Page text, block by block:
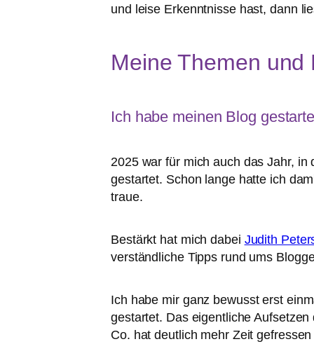
und leise Erkenntnisse hast, dann
Meine Themen und
Ich habe meinen Blog
2025 war für mich auch das Jahr,
gestartet. Schon lange hatte ich
traue.
Bestärkt hat mich dabei Judith
verständliche Tipps rund ums
Ich habe mir ganz bewusst erst
gestartet. Das eigentliche
Co. hat deutlich mehr Zeit